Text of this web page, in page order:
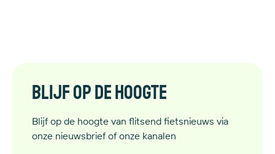
Blijf op de hoogte
Blijf op de hoogte van flitsend fietsnieuws via
onze nieuwsbrief of onze kanalen